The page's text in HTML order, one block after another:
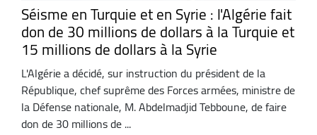
Séisme en Turquie et en Syrie : l'Algérie fait
don de 30 millions de dollars à la Turquie et
15 millions de dollars à la Syrie
L'Algérie a décidé, sur instruction du président de la
République, chef suprême des Forces armées, ministre de
la Défense nationale, M. Abdelmadjid Tebboune, de faire
don de 30 millions de ...